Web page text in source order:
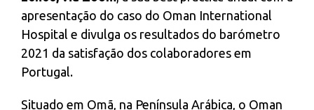
apresentação do caso do Oman International
Hospital e divulga os resultados do barómetro
2021 da satisfação dos colaboradores em
Portugal.
Situado em Omã, na Península Arábica, o Oman